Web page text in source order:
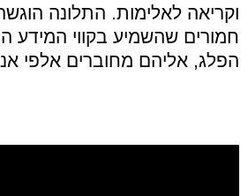
וקריאה לאלימות. התלונה
חמורים שהשמיע בקווי המידע
הפלג, אליהם מחוברים אלפי